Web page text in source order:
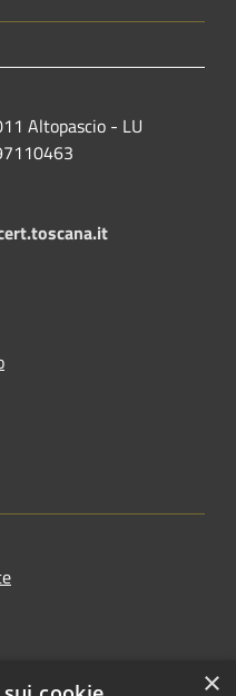
Altopascio - LU
×